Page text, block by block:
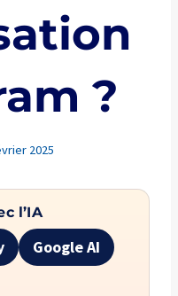
?
2025
l’IA
Google AI